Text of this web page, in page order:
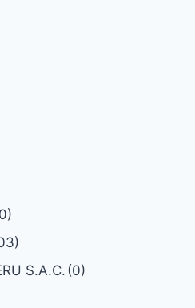
S.A.C. (0)